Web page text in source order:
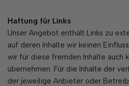
Haftung für Links
Unser Angebot enthält Links zu
auf deren Inhalte wir keinen
wir für diese fremden Inhalte auch
übernehmen. Für die Inhalte der
der jeweilige Anbieter oder